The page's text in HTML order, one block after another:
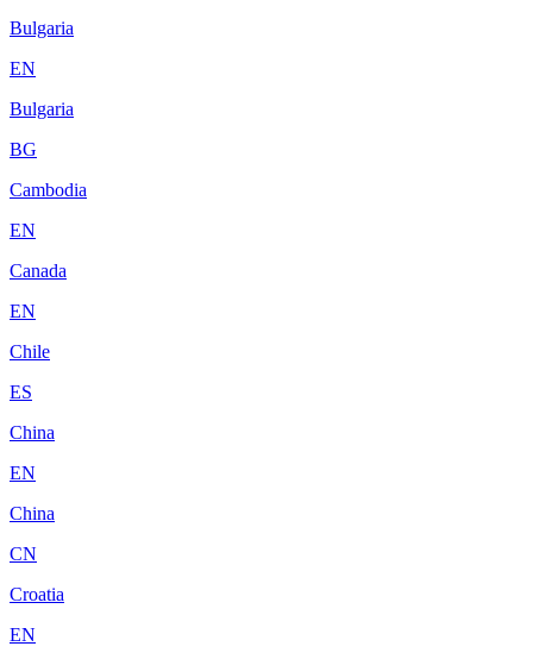
Bulgaria
EN
Bulgaria
BG
Cambodia
EN
Canada
EN
Chile
ES
China
EN
China
CN
Croatia
EN